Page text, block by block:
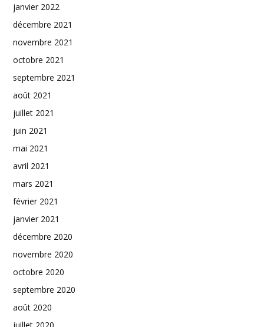
janvier 2022
décembre 2021
novembre 2021
octobre 2021
septembre 2021
août 2021
juillet 2021
juin 2021
mai 2021
avril 2021
mars 2021
février 2021
janvier 2021
décembre 2020
novembre 2020
octobre 2020
septembre 2020
août 2020